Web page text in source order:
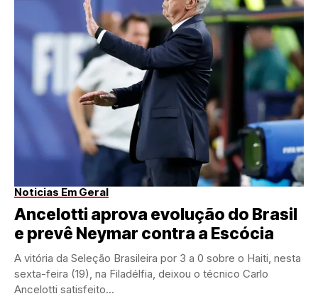
Noticias Em Geral
Ancelotti aprova evolução do Brasil
e prevê Neymar contra a Escócia
A vitória da Seleção Brasileira por 3 a 0 sobre o Haiti, nesta
sexta-feira (19), na Filadélfia, deixou o técnico Carlo
Ancelotti satisfeito...